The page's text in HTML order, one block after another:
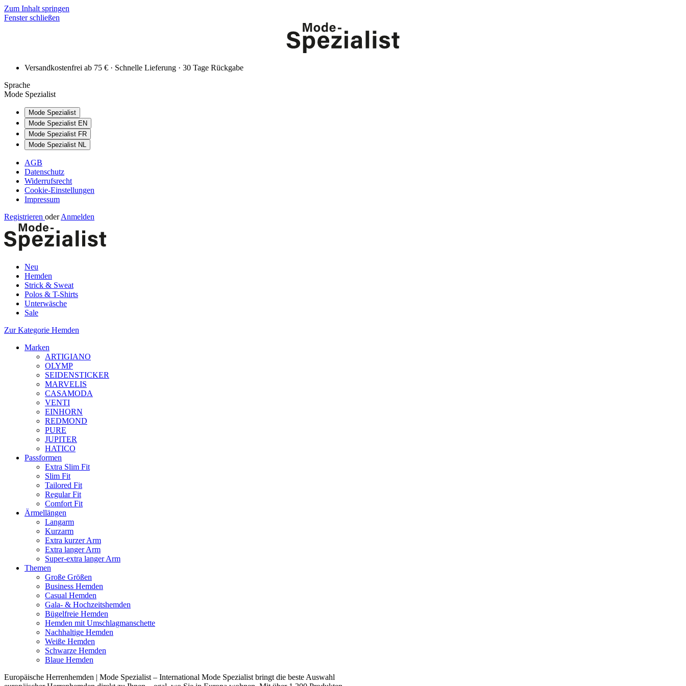
Zum Inhalt springen
Fenster schließen
Versandkostenfrei ab 75 € · Schnelle Lieferung · 30 Tage Rückgabe
Sprache
Mode Spezialist
Mode Spezialist
Mode Spezialist EN
Mode Spezialist FR
Mode Spezialist NL
AGB
Datenschutz
Widerrufsrecht
Cookie-Einstellungen
Impressum
Registrieren oder Anmelden
Neu
Hemden
Strick & Sweat
Polos & T-Shirts
Unterwäsche
Sale
Zur Kategorie Hemden
Marken
ARTIGIANO
OLYMP
SEIDENSTICKER
MARVELIS
CASAMODA
VENTI
EINHORN
REDMOND
PURE
JUPITER
HATICO
Passformen
Extra Slim Fit
Slim Fit
Tailored Fit
Regular Fit
Comfort Fit
Ärmellängen
Langarm
Kurzarm
Extra kurzer Arm
Extra langer Arm
Super-extra langer Arm
Themen
Große Größen
Business Hemden
Casual Hemden
Gala- & Hochzeitshemden
Bügelfreie Hemden
Hemden mit Umschlagmanschette
Nachhaltige Hemden
Weiße Hemden
Schwarze Hemden
Blaue Hemden
Europäische Herrenhemden | Mode Spezialist – International Mode Spezialist bringt die beste Auswahl